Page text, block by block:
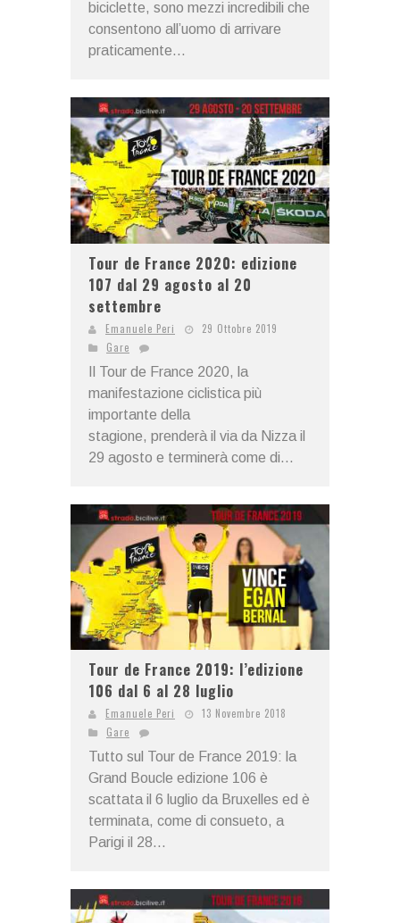
biciclette, sono mezzi incredibili che
consentono all’uomo di arrivare
praticamente...
Tour de France 2020: edizione
107 dal 29 agosto al 20
settembre
Emanuele Peri
29 Ottobre 2019
Gare
Il Tour de France 2020, la
manifestazione ciclistica più
importante della
stagione, prenderà il via da Nizza il
29 agosto e terminerà come di...
Tour de France 2019: l’edizione
106 dal 6 al 28 luglio
Emanuele Peri
13 Novembre 2018
Gare
Tutto sul Tour de France 2019: la
Grand Boucle edizione 106 è
scattata il 6 luglio da Bruxelles ed è
terminata, come di consueto, a
Parigi il 28...